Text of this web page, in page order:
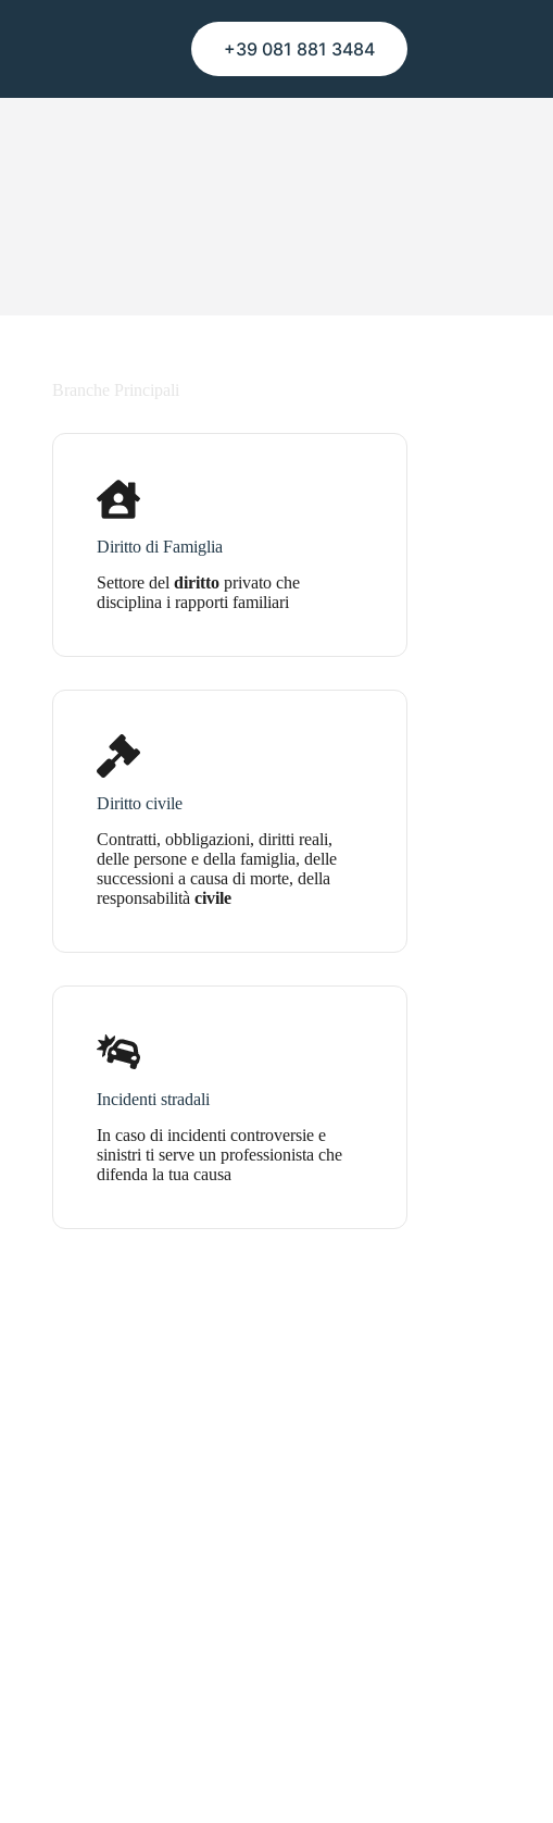
+39 081 881 3484
Branche Principali
Diritto di Famiglia
Settore deldiritto privato che
disciplina i rapporti familiari
Diritto civile
Contratti, obbligazioni, diritti reali,
delle persone e della famiglia, delle
successioni a causa di morte, della
responsabilitàcivile
Incidenti stradali
In caso di incidenti controversie e
sinistri ti serve un professionista che
difenda la tua causa